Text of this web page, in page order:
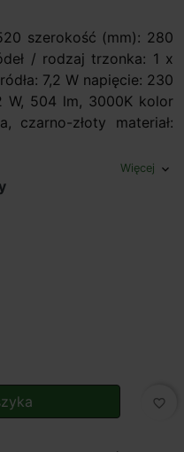
szerokość (mm): 280
/ rodzaj trzonka: 1 x
7,2 W napięcie: 230
W, 504 lm, 3000K kolor
czarno-złoty materiał:
Więcej expand_more
favorite_border